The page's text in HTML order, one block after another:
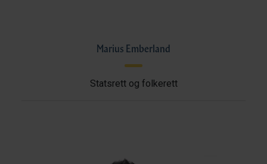
Marius Emberland
Statsrett og folkerett